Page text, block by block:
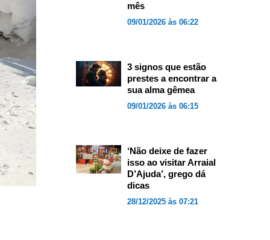
mês
09/01/2026 às 06:22
3 signos que estão
prestes a encontrar a
sua alma gêmea
09/01/2026 às 06:15
‘Não deixe de fazer
isso ao visitar Arraial
D’Ajuda’, grego dá
dicas
28/12/2025 às 07:21